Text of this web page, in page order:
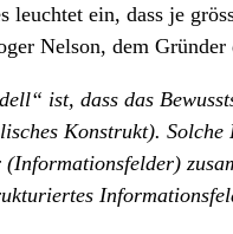
leuchtet ein, dass je
Nelson, dem
ist, dass das
Konstrukt).
(Informationsfelder)